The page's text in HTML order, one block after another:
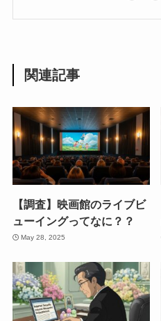
関連記事
【調査】映画館のライブビ
ューイングってなに？？
May 28, 2025